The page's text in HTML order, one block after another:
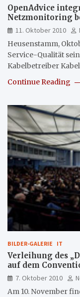
OpenAdvice
Netzmonitoring
11. Oktober 2010
Heusenstamm,
Service-Qualität
Kabelbetreiber
Continue Reading
BILDER-GALERIE IT
Verleihung des
auf dem
7. Oktober 2010
Am 10. November